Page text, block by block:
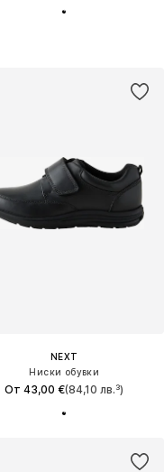
NEXT
Ниски обувки
От 43,00 €(84,10 лв.³)